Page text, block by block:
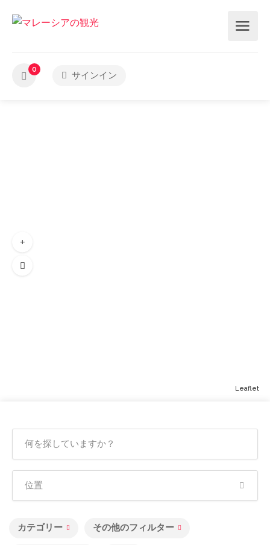
0
サインイン
カテゴリー その他のフィルター
Leaflet